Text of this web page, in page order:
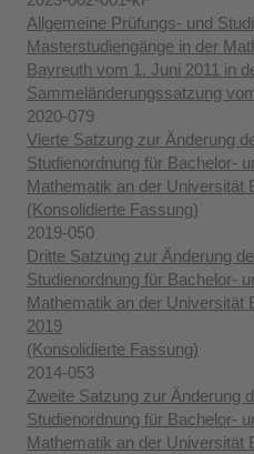
Allgemeine Prüfungs- und
Masterstudiengänge in der
Bayreuth vom 1. Juni 2011 in
Sammeländerungssatzung
2020-079
Vierte Satzung zur Änderung
Studienordnung für Bachelor-
Mathematik an der Universität
(Konsolidierte Fassung)
2019-050
Dritte Satzung zur Änderung
Studienordnung für Bachelor-
Mathematik an der Universität
2019
(Konsolidierte Fassung)
2014-053
Zweite Satzung zur Änderung
Studienordnung für Bachelor-
Mathematik an der Universität